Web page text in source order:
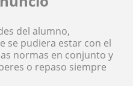
del alumno,
se pudiera estar con el
normas en conjunto y
o repaso siempre